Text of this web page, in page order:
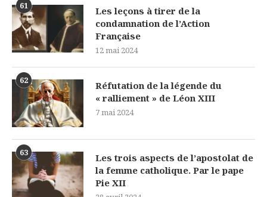
61
Les leçons à tirer de la
condamnation de l’Action
Française
12 mai 2024
62
Réfutation de la légende du
« ralliement » de Léon XIII
7 mai 2024
63
Les trois aspects de l’apostolat de
la femme catholique. Par le pape
Pie XII